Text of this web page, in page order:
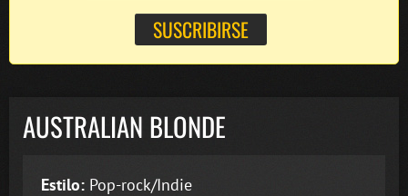
AUSTRALIAN BLONDE
Estilo: Pop-rock/Indie